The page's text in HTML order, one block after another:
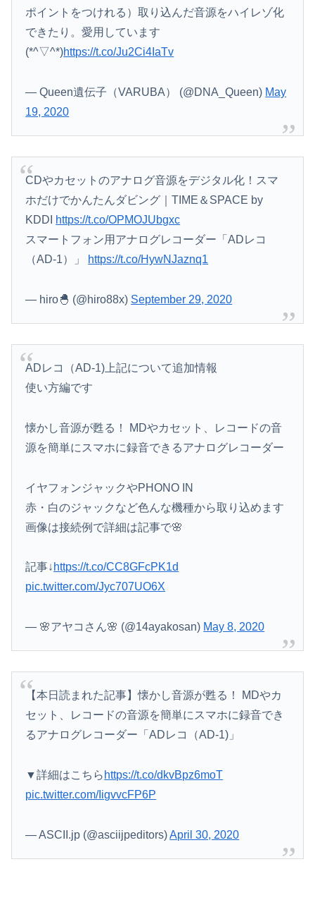
ポイントをつけれる）取り込んだ音源をハイレゾ化
できたり。愛用しています
(*^▽^*)https://t.co/Ju2Ci4IaTv
— Queen遺伝子（VARUBA） (@DNA_Queen) May
19, 2020
CDやカセットのアナログ音源をデジタル化！スマ
ホだけでかんたんダビング｜TIME＆SPACE by
KDDI
https://t.co/OPMOJUbgxc
スマートフォン用アナログレコーダー「ADレコ
（AD-1）」
https://t.co/HywNJaznq1
— hiro🐣 (@hiro88x) September 29, 2020
ADレコ（AD-1)上記について追加情報
使い方編です
懐かし音源が甦る！ MDやカセット、レコードの音
源を簡単にスマホに録音できるアナログレコーダー
イヤフォンジャックやPHONO IN
赤・白のジャックなど色んな機種から取り込めます
画像は接続例で詳細は記事で🌸
記事↓ https://t.co/CC8GFcPK1d
pic.twitter.com/Jyc707UO6X
— 🌸アヤコさん🌸 (@14ayakosan) May 8, 2020
【本日読まれた記事】懐かし音源が甦る！ MDやカ
セット、レコードの音源を簡単にスマホに録音でき
るアナログレコーダー「ADレコ（AD-1)」
▼詳細はこちら https://t.co/dkvBpz6moT
pic.twitter.com/IigvvcFP6P
— ASCII.jp (@asciijpeditors)April 30, 2020